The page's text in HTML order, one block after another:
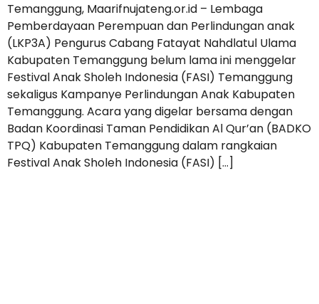
Temanggung, Maarifnujateng.or.id – Lembaga
Pemberdayaan Perempuan dan Perlindungan anak
(LKP3A) Pengurus Cabang Fatayat Nahdlatul Ulama
Kabupaten Temanggung belum lama ini menggelar
Festival Anak Sholeh Indonesia (FASI) Temanggung
sekaligus Kampanye Perlindungan Anak Kabupaten
Temanggung. Acara yang digelar bersama dengan
Badan Koordinasi Taman Pendidikan Al Qur’an (BADKO
TPQ) Kabupaten Temanggung dalam rangkaian
Festival Anak Sholeh Indonesia (FASI) […]